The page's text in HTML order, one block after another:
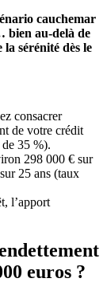
cauchemar
bien au-delà de
sérénité dès le
consacrer
de votre crédit
35 %).
298 000 € sur
25 ans (taux
l’apport
euros ?